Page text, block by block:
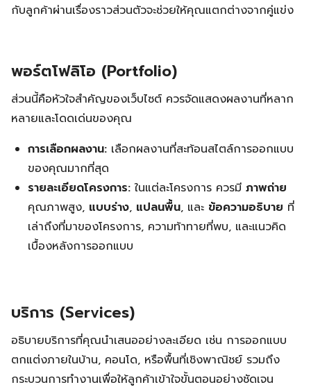
กับลูกค้าผ่านเรื่องราวส่วนตัวจะช่วยให้คุณแตกต่างจากคู่แข่ง
พอร์ตโฟลิโอ (Portfolio)
ส่วนนี้คือหัวใจสำคัญของเว็บไซต์ ควรจัดแสดงผลงานที่หลาก
หลายและโดดเด่นของคุณ
การเลือกผลงาน: เลือกผลงานที่สะท้อนสไตล์การออกแบบ
ของคุณมากที่สุด
รายละเอียดโครงการ: ในแต่ละโครงการ ควรมี ภาพถ่าย
คุณภาพสูง, แบบร่าง, แปลนพื้น, และ ข้อความอธิบาย ที่
เล่าถึงที่มาของโครงการ, ความท้าทายที่พบ, และแนวคิด
เบื้องหลังการออกแบบ
บริการ (Services)
อธิบายบริการที่คุณนำเสนออย่างละเอียด เช่น การออกแบบ
ตกแต่งภายในบ้าน, คอนโด, หรือพื้นที่เชิงพาณิชย์ รวมถึง
กระบวนการทำงานเพื่อให้ลูกค้าเข้าใจขั้นตอนอย่างชัดเจน